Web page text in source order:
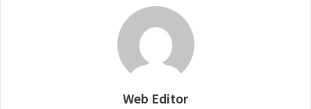
Web Editor